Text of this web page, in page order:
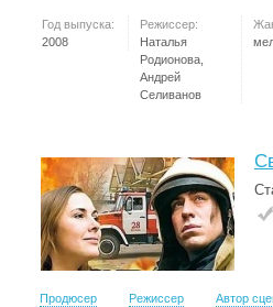
Год выпуска:
2008
Режиссер:
Наталья
Родионова,
Андрей
Селиванов
Продюсер Режиссер Автор